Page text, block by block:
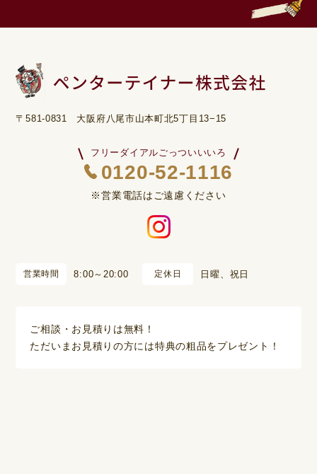
〒581-0831 大阪府八尾市山本町北5丁目13−15
フリーダイアルごっついいいろ
0120-52-1116
※営業電話はご遠慮ください
営業時間 8:00～20:00 定休日 日曜、祝日
ご相談・お見積りは無料！
ただいまお見積りの方には特典の粗品をプレゼント！